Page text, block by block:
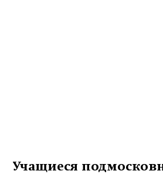
Учащиеся